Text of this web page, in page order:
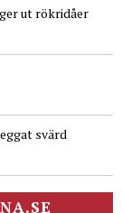
ut rökridåer
svärd